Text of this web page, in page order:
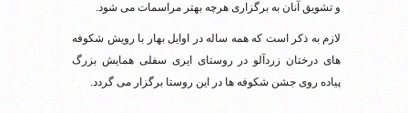
و تشویق آنان به برگزاری هرچه بهتر مراسمات می شود.
لازم به ذکر است که همه ساله در اوایل بهار با رویش شکوفه
های درختان زردآلو در روستای ایری سفلی همایش بزرگ
پیاده روی جشن شکوفه ها در این روستا برگزار می گردد.